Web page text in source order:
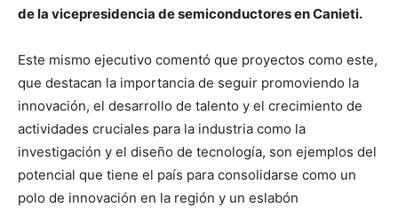
de la vicepresidencia de semiconductores en Canieti.
Este mismo ejecutivo comentó que proyectos como este,
que destacan la importancia de seguir promoviendo la
innovación, el desarrollo de talento y el crecimiento de
actividades cruciales para la industria como la
investigación y el diseño de tecnología, son ejemplos del
potencial que tiene el país para consolidarse como un
polo de innovación en la región y un eslabón